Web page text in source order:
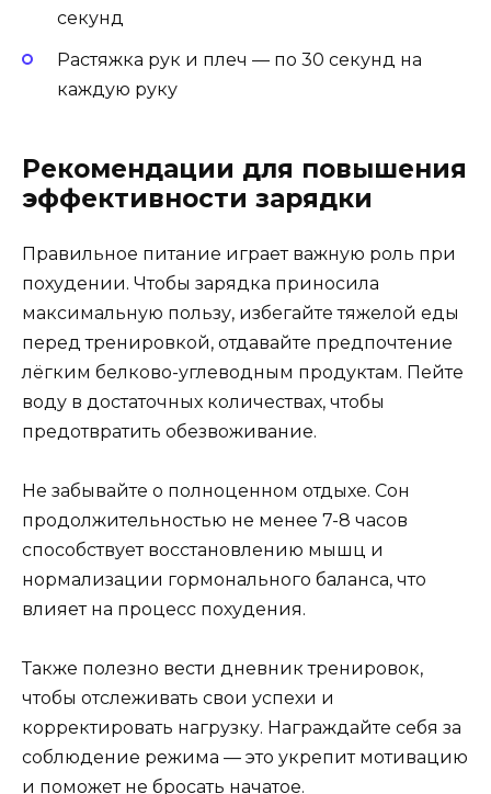
секунд
Растяжка рук и плеч — по 30 секунд на
каждую руку
Рекомендации для повышения
эффективности зарядки
Правильное питание играет важную роль при
похудении. Чтобы зарядка приносила
максимальную пользу, избегайте тяжелой еды
перед тренировкой, отдавайте предпочтение
лёгким белково-углеводным продуктам. Пейте
воду в достаточных количествах, чтобы
предотвратить обезвоживание.
Не забывайте о полноценном отдыхе. Сон
продолжительностью не менее 7-8 часов
способствует восстановлению мышц и
нормализации гормонального баланса, что
влияет на процесс похудения.
Также полезно вести дневник тренировок,
чтобы отслеживать свои успехи и
корректировать нагрузку. Награждайте себя за
соблюдение режима — это укрепит мотивацию
и поможет не бросать начатое.